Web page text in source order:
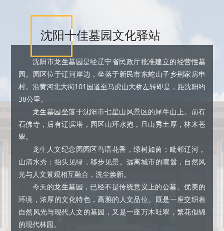
沈阳十佳墓园文化驿站
沈阳市龙生墓园是经辽宁省民政厅批准建立的经营性墓
园。园区位于辽河岸边，坐落于新民市东蛇山子乡荆家房申
村。沿黄河北大街101国道至马虎山大桥左转即是，距沈阳约
38公里。
龙生墓园坐落于沈阳市七星山风景区的犀牛山上。前有
石佛寺，后有辽滨塔，园区山环水抱，且山秀土厚，林木苍
翠。
龙生人文纪念园园区鸟语花香，绿树如茵；毗邻辽河，
山清水秀；抬头见绿，移步见景。远离城市的喧嚣，自然风
光与人文景观相互融合，洗尘焕新。
今天的龙生墓园，已经不是传统意义上的公墓。优美的
环境，浓厚的文化特色，高雅的人文品位。既是一座交织着
自然风光与现代人文的墓园，又是一座万木吐翠，繁花似锦
的现代林园。